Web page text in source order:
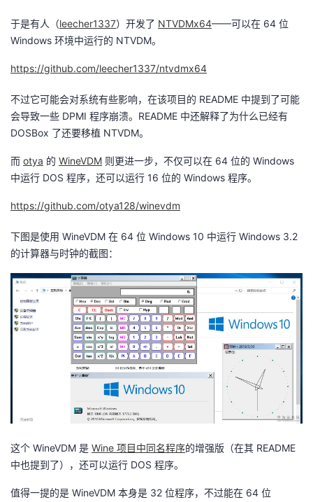
的
我
坛
圈
的
播
我
活
的
注
我
开
发
者
的
课
我
的
我
的
Programs
我
的
支
的
技
术
我
的
云
于是有人（leecher1337）开发了 NTVDMx64——可以在 64 位
Windows 环境中运行的 NTVDM。
https://github.com/leecher1337/ntvdmx64
不过它可能会对系统有些影响，在该项目的 README 中提到了可能
会导致一些 DPMI 程序崩溃。README 中还解释了为什么已经有
DOSBox 了还要移植 NTVDM。
而 otya 的 WineVDM 则更进一步，不仅可以在 64 位的 Windows
中运行 DOS 程序，还可以运行 16 位的 Windows 程序。
https://github.com/otya128/winevdm
下图是使用 WineVDM 在 64 位 Windows 10 中运行 Windows 3.2
的计算器与时钟的截图：
这个 WineVDM 是 Wine 项目中同名程序的增强版（在其 README
中也提到了），还可以运行 DOS 程序。
值得一提的是 WineVDM 本身是 32 位程序，不过能在 64 位